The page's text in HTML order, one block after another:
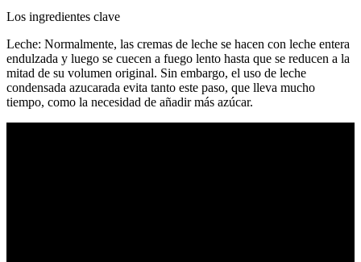
Los ingredientes clave
Leche: Normalmente, las cremas de leche se hacen con leche entera
endulzada y luego se cuecen a fuego lento hasta que se reducen a la
mitad de su volumen original. Sin embargo, el uso de leche
condensada azucarada evita tanto este paso, que lleva mucho
tiempo, como la necesidad de añadir más azúcar.